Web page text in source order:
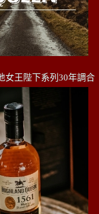
女王陛下系列30年調合